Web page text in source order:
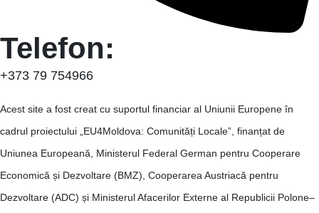
Telefon:
+373 79 754966
Acest site a fost creat cu suportul financiar al Uniunii Europene în
cadrul proiectului „EU4Moldova: Comunități Locale”, finanțat de
Uniunea Europeană, Ministerul Federal German pentru Cooperare
Economică și Dezvoltare (BMZ), Cooperarea Austriacă pentru
Dezvoltare (ADC) și Ministerul Afacerilor Externe al Republicii Polone–